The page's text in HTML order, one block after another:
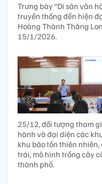
Trưng bày “Di sản văn
truyền thống đến hiện
Hoàng Thành Thăng
15/1/2026.
25/12, đối tượng tham
hành và đại diện các
khu bảo tồn thiên
trái, mô hình trồng cây
thành phố.